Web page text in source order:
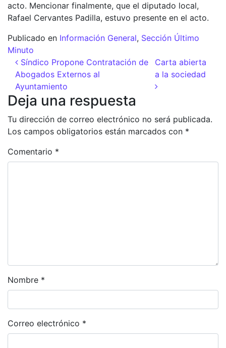
acto. Mencionar finalmente, que el diputado local,
Rafael Cervantes Padilla, estuvo presente en el acto.
Publicado en Información General, Sección Último
Minuto
Navegación de entradas
Síndico Propone Contratación de
Abogados Externos al
Ayuntamiento
Carta abierta
a la sociedad
Deja una respuesta
Tu dirección de correo electrónico no será publicada.
Los campos obligatorios están marcados con *
Comentario *
Nombre *
Correo electrónico *